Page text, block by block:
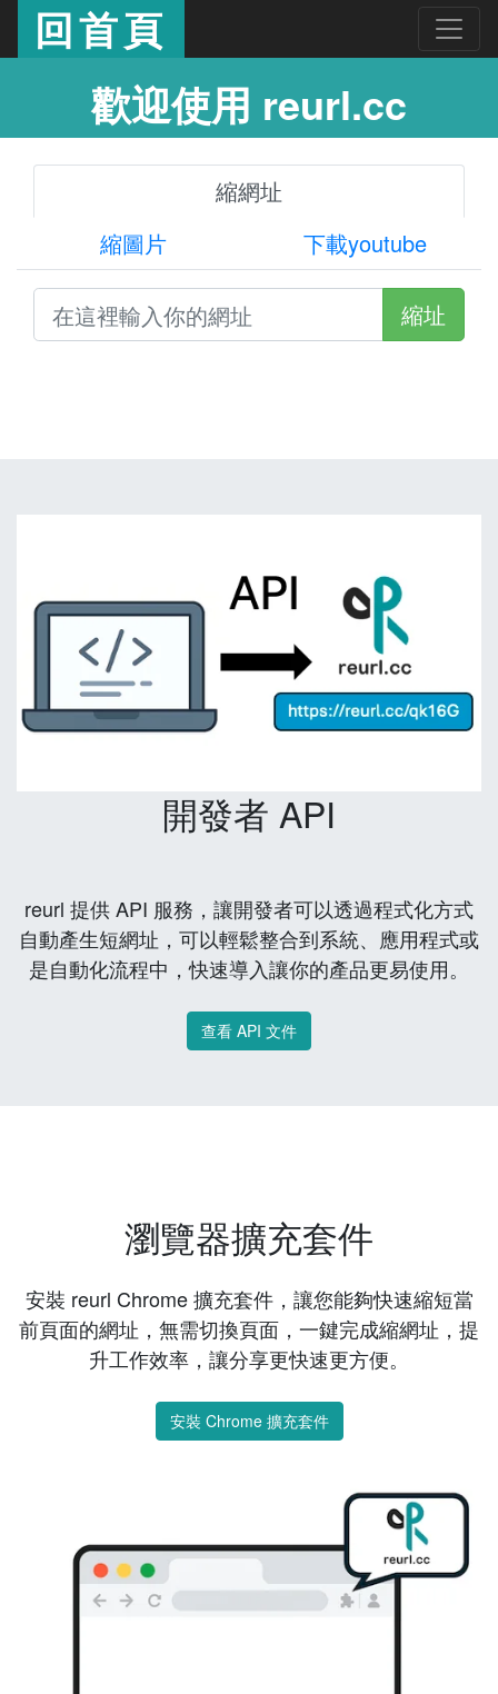
回首頁
歡迎使用 reurl.cc
縮網址
縮圖片
下載youtube
縮址
開發者 API
reurl 提供 API 服務，讓開發者可以透過程式化方式
自動產生短網址，可以輕鬆整合到系統、應用程式或
是自動化流程中，快速導入讓你的產品更易使用。
查看 API 文件
瀏覽器擴充套件
安裝 reurl Chrome 擴充套件，讓您能夠快速縮短當
前頁面的網址，無需切換頁面，一鍵完成縮網址，提
升工作效率，讓分享更快速更方便。
安裝 Chrome 擴充套件